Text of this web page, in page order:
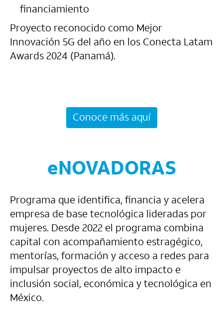
financiamiento
Proyecto reconocido como Mejor
Innovación 5G del año en los Conecta Latam
Awards 2024 (Panamá).
Conoce más aquí
eNOVADORAS
Programa que identifica, financia y acelera
empresa de base tecnológica lideradas por
mujeres. Desde 2022 el programa combina
capital con acompañamiento estragégico,
mentorías, formación y acceso a redes para
impulsar proyectos de alto impacto e
inclusión social, económica y tecnológica en
México.